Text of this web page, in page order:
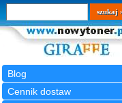
Blog
Cennik dostaw
Wyszukiwarka
szukaj